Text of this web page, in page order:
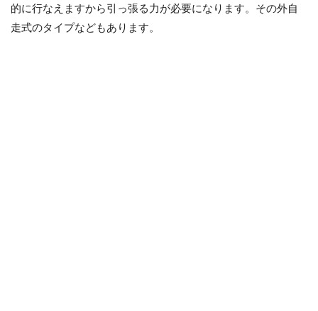
的に行なえますから引っ張る力が必要になります。その外自
走式のタイプなどもあります。